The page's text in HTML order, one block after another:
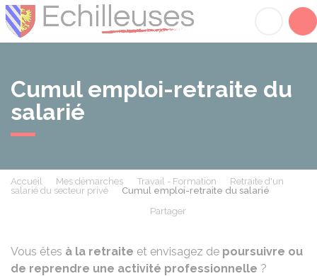
Cumul emploi-retraite du
salarié
Accueil Mes démarches Travail - Formation
Retraite d'un
salarié du secteur privé
Cumul emploi-retraite du salarié
Partager
Vous êtes à la retraite et envisagez de poursuivre ou
de reprendre une activité professionnelle ?